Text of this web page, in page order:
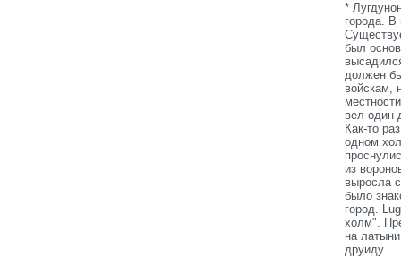
*
города.
был
должен
войскам,
вел один
Как-то
одном
из
выросла
было
город.
холм".
на
друиду.